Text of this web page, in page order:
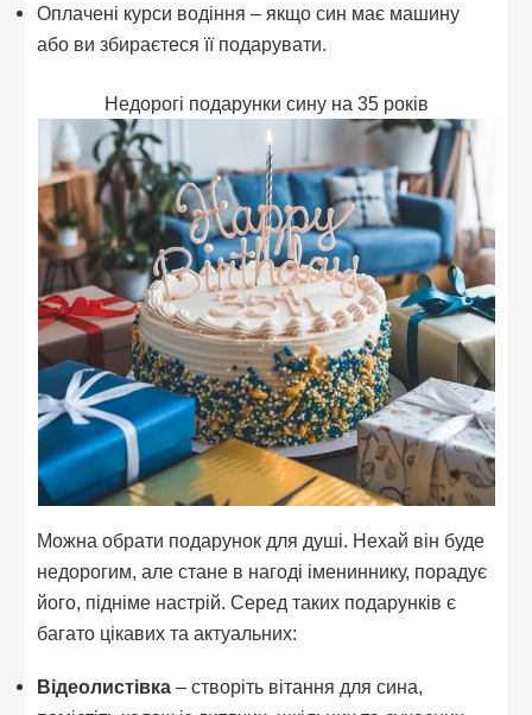
Оплачені курси водіння – якщо син має машину
або ви збираєтеся її подарувати.
Недорогі подарунки сину на 35 років
Можна обрати подарунок для душі. Нехай він буде
недорогим, але стане в нагоді імениннику, порадує
його, підніме настрій. Серед таких подарунків є
багато цікавих та актуальних:
Відеолистівка – створіть вітання для сина,